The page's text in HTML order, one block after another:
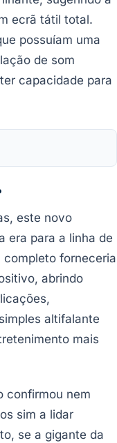
ecrã tátil total.
possuíam uma
de som
capacidade para
este novo
era para a linha de
completo forneceria
abrindo
altifalante
mais
confirmou nem
sim a lidar
se a gigante da